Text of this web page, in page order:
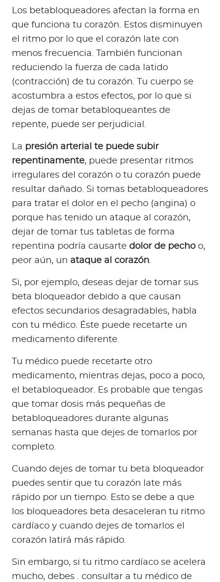
Los betabloqueadores afectan la forma en
que funciona tu corazón. Estos disminuyen
el ritmo por lo que el corazón late con
menos frecuencia. También funcionan
reduciendo la fuerza de cada latido
(contracción) de tu corazón. Tu cuerpo se
acostumbra a estos efectos, por lo que si
dejas de tomar betabloqueantes de
repente, puede ser perjudicial.
La presión arterial te puede subir
repentinamente, puede presentar ritmos
irregulares del corazón o tu corazón puede
resultar dañado. Si tomas betabloqueadores
para tratar el dolor en el pecho (angina) o
porque has tenido un ataque al corazón,
dejar de tomar tus tabletas de forma
repentina podría causarte dolor de pechoo,
peor aún, un ataque al corazón.
Si, por ejemplo, deseas dejar de tomar sus
beta bloqueador debido a que causan
efectos secundarios desagradables, habla
con tu médico. Éste puede recetarte un
medicamento diferente.
Tu médico puede recetarte otro
medicamento, mientras dejas, poco a poco,
el betabloqueador. Es probable que tengas
que tomar dosis más pequeñas de
betabloqueadores durante algunas
semanas hasta que dejes de tomarlos por
completo.
Cuando dejes de tomar tu beta bloqueador
puedes sentir que tu corazón late más
rápido por un tiempo. Esto se debe a que
los bloqueadores beta desaceleran tu ritmo
cardíaco y cuando dejes de tomarlos el
corazón latirá más rápido.
Sin embargo, si tu ritmo cardíaco se acelera
mucho, debes . consultar a tu médico de